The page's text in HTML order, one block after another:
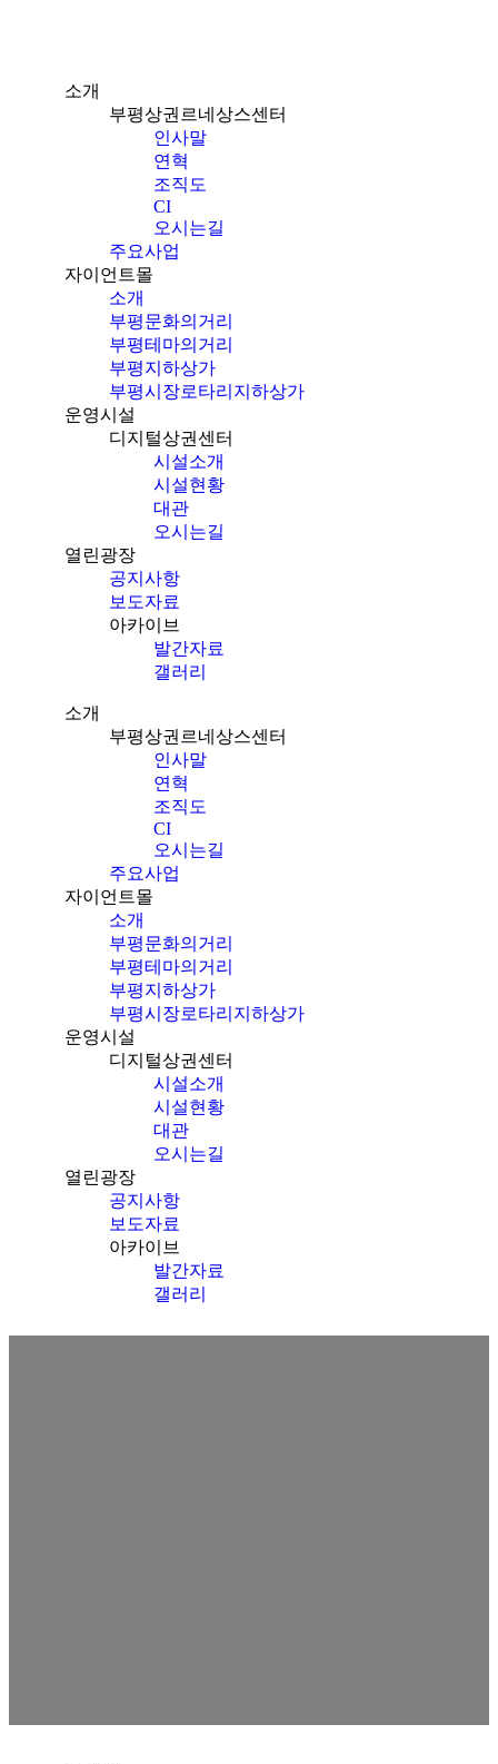
소개
부평상권르네상스센터
인사말
연혁
조직도
CI
오시는길
주요사업
자이언트몰
소개
부평문화의거리
부평테마의거리
부평지하상가
부평시장로타리지하상가
운영시설
디지털상권센터
시설소개
시설현황
대관
오시는길
열린광장
공지사항
보도자료
아카이브
발간자료
갤러리
소개
부평상권르네상스센터
인사말
연혁
조직도
CI
오시는길
주요사업
자이언트몰
소개
부평문화의거리
부평테마의거리
부평지하상가
부평시장로타리지하상가
운영시설
디지털상권센터
시설소개
시설현황
대관
오시는길
열린광장
공지사항
보도자료
아카이브
발간자료
갤러리